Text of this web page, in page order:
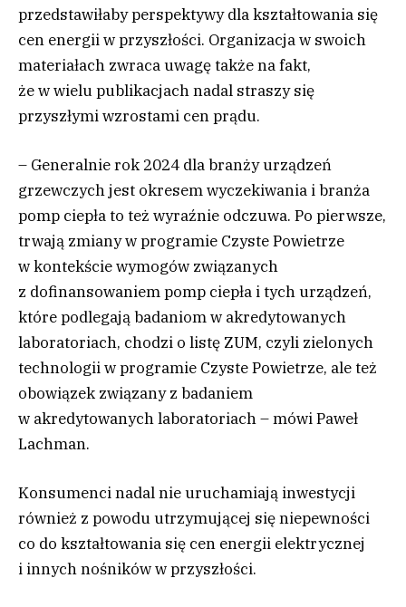
przedstawiłaby perspektywy dla kształtowania się
cen energii w przyszłości. Organizacja w swoich
materiałach zwraca uwagę także na fakt,
że w wielu publikacjach nadal straszy się
przyszłymi wzrostami cen prądu.
– Generalnie rok 2024 dla branży urządzeń
grzewczych jest okresem wyczekiwania i branża
pomp ciepła to też wyraźnie odczuwa. Po pierwsze,
trwają zmiany w programie Czyste Powietrze
w kontekście wymogów związanych
z dofinansowaniem pomp ciepła i tych urządzeń,
które podlegają badaniom w akredytowanych
laboratoriach, chodzi o listę ZUM, czyli zielonych
technologii w programie Czyste Powietrze, ale też
obowiązek związany z badaniem
w akredytowanych laboratoriach – mówi Paweł
Lachman.
Konsumenci nadal nie uruchamiają inwestycji
również z powodu utrzymującej się niepewności
co do kształtowania się cen energii elektrycznej
i innych nośników w przyszłości.